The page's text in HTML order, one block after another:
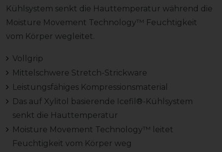
Kühlsystem senkt die Hauttemperatur während die
Moisture Movement Technology™ Feuchtigkeit
vom Körper wegleitet.
Vollgrip
Mittelschwere Stretch-Strickware
Leistungsfähiges Kompressionsmaterial
Das auf Xylitol basierende Icefil®-Kühlsystem
senkt die Hauttemperatur
Moisture Movement Technology™ leitet
Feuchtigkeit vom Körper weg